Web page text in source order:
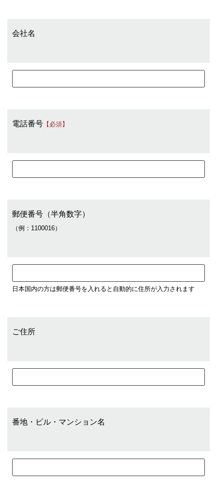
会社名
電話番号 【必須】
郵便番号（半角数字）
（例：1100016）
日本国内の方は郵便番号を入れると自動的に住所が入力されます
ご住所
番地・ビル・マンション名